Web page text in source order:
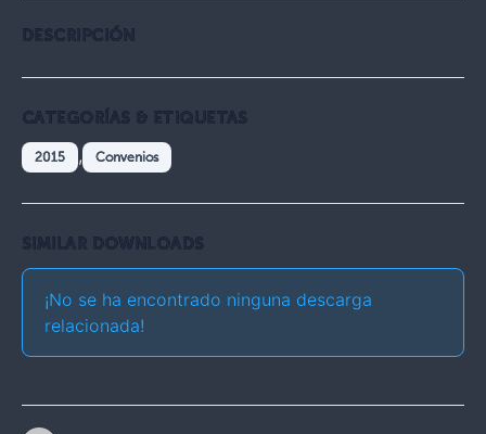
DESCRIPCIÓN
CATEGORÍAS & ETIQUETAS
2015 , Convenios
SIMILAR DOWNLOADS
¡No se ha encontrado ninguna descarga
relacionada!